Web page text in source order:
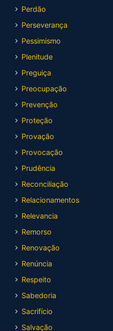
Perdão
Perseverança
Pessimismo
Plenitude
Preguiça
Preocupação
Prevenção
Proteção
Provação
Provocação
Prudência
Reconciliação
Relacionamentos
Relevancia
Remorso
Renovação
Renúncia
Respeito
Sabedoria
Sacrifício
Salvação